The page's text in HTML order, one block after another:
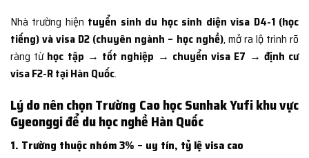
Nhà trường hiện tuyển sinh du học sinh diện visa D4-1 (học
tiếng) và visa D2 (chuyên ngành – học nghề), mở ra lộ trình rõ
ràng từ học tập → tốt nghiệp → chuyển visa E7 → định cư
visa F2-R tại Hàn Quốc.
Lý do nên chọn Trường Cao học Sunhak Yufi khu vực
Gyeonggi để du học nghề Hàn Quốc
1. Trường thuộc nhóm 3% – uy tín, tỷ lệ visa cao